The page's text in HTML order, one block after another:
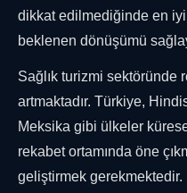
dikkat edilmediğinde en
beklenen dönüşümü
Sağlık turizmi sektöründe
artmaktadır. Türkiye,
Meksika gibi ülkeler
rekabet ortamında öne
geliştirmek